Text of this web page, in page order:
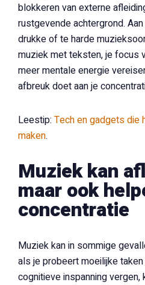
blokkeren van externe
rustgevende achtergrond.
drukke of te harde
muziek met teksten, je focus
meer mentale energie
afbreuk doet aan je
Leestip: Tech en gadgets die
maken.
Muziek kan
maar ook
concentratie
Muziek kan in sommige
als je probeert moeilijke
cognitieve inspanning